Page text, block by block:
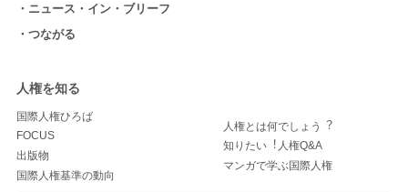
ニュース・イン・ブリーフ
つながる
人権を知る
国際人権ひろば
FOCUS
出版物
国際人権基準の動向
人権とは何でしょう︖
知りたい︕人権Q&A
マンガで学ぶ国際人権